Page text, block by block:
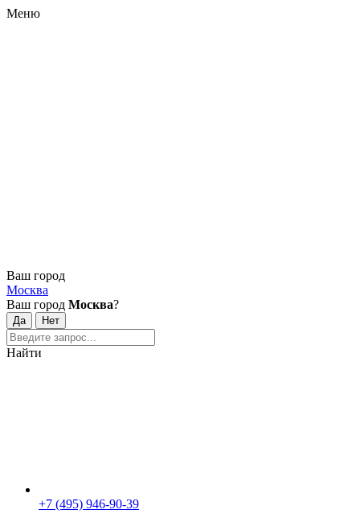
Меню
Ваш город
Москва
Ваш город Москва?
Найти
+7 (495) 946-90-39